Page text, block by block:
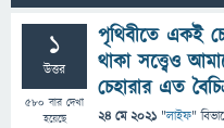
1
উত্তর
580 বার দেখা
হয়েছে
পৃথিবীতে একই
থাকা সত্ত্বেও
চেহারার এত
24 মে 2021 "লাইফ"